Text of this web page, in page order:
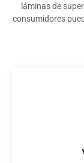
láminas de
consumidores